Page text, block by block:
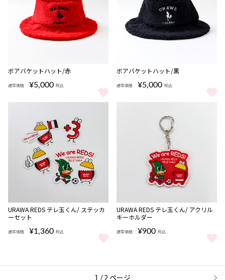
ボアバケットハット/赤
通常価格 ¥5,000 税込
ボアバケットハット/赤 をもっと見る
ボアバケットハット/黒
通常価格 ¥5,000 税込
ボアバケットハット/黒 をもっと
URAWA REDS テレ玉くん/ ステッカ
ーセット
通常価格 ¥1,360 税込
URAWA REDS テレ玉くん/ ステッカーセット をもっと見る
URAWA REDS テレ玉くん/ アクリル
キーホルダー
通常価格 ¥900 税込
URAWA REDS テレ玉くん/ アク
1 / 2 ページ